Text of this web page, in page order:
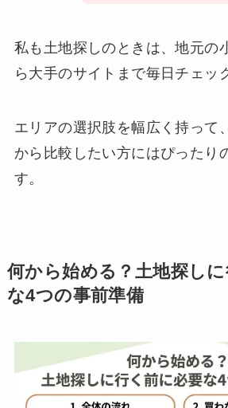
私も土地探しのときは、地元の
ら大手のサイトまで毎日チェッ
エリアの選択肢を幅広く持って
から比較したい方にはぴったり
す。
何から始める？土地探し
な4つの事前準備